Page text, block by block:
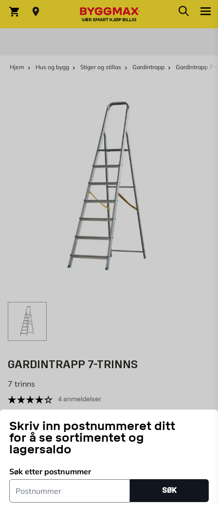
Skriv inn postnummeret ditt
for å se sortimentet og
lagersaldo
Søk etter postnummer
Postnummer
SØK
Varekurv Søk
Hjem Hus og bygg Stiger og stillas Gardintrapp Gardintrapp 7-
GARDINTRAPP 7-TRINNS
7 trinns
4 anmeldelser
Praktisk trappestige for universalbruk med plattform i
galvanisert plate. Stegdybde 81 cm, 600 mm høy bue.
Velg butikk
Velg butikk for å se lagerstatus